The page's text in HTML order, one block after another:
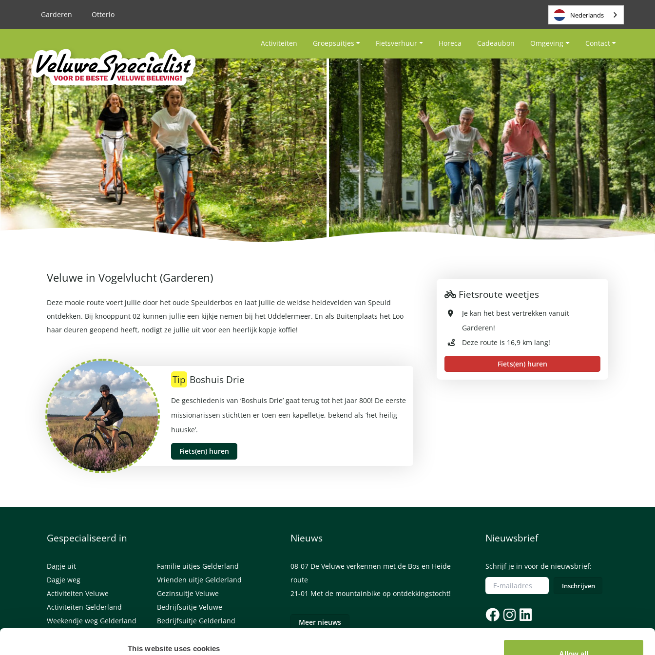
This website uses cookies
Garderen Otterlo Nederlands
Activiteiten Groepsuitjes Fietsverhuur Horeca Cadeaubon Omgeving Contact
Veluwe in Vogelvlucht (Garderen)
Deze mooie route voert jullie door het oude Speulderbos en laat jullie de weidse heidevelden van Speuld
ontdekken. Bij knooppunt 02 kunnen jullie een kijkje nemen bij het Uddelermeer. En als Buitenplaats het Loo
haar deuren geopend heeft, nodigt ze jullie uit voor een heerlijk kopje koffie!
Tip Boshuis Drie
De geschiedenis van ‘Boshuis Drie’ gaat terug tot het jaar 800! De eerste
missionarissen stichtten er toen een kapelletje, bekend als ‘het heilig
huuske’.
Fiets(en) huren
Fietsroute weetjes
Je kan het best vertrekken vanuit
Garderen!
Deze route is 16,9 km lang!
Fiets(en) huren
Gespecialiseerd in
Dagje uit
Dagje weg
Activiteiten Veluwe
Activiteiten Gelderland
Weekendje weg Gelderland
Familie uitjes Gelderland
Vrienden uitje Gelderland
Gezinsuitje Veluwe
Bedrijfsuitje Veluwe
Bedrijfsuitje Gelderland
Nieuws
08-07 De Veluwe verkennen met de Bos en Heide
route
21-01 Met de mountainbike op ontdekkingstocht!
Meer nieuws
Nieuwsbrief
Schrijf je in voor de nieuwsbrief: